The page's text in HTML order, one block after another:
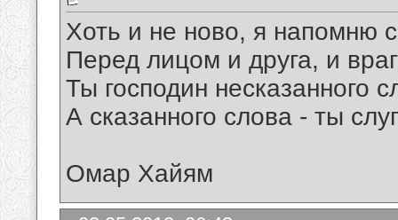
Хоть и не ново, я напомню
Перед лицом и друга, и
Ты господин несказанного
А сказанного слова - ты
Омар Хайям